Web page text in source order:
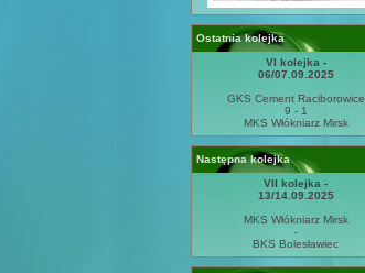
Ostatnia kolejka
VI kolejka -
06/07.09.2025
GKS Cement Raciborowice
9 - 1
MKS Włókniarz Mirsk
Następna kolejka
VII kolejka -
13/14.09.2025
MKS Włókniarz Mirsk
-
BKS Bolesławiec